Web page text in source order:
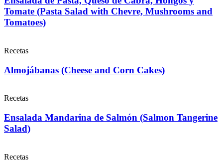
Tomate (Pasta Salad with Chevre, Mushrooms and
Tomatoes)
Recetas
Almojábanas (Cheese and Corn Cakes)
Recetas
Ensalada Mandarina de Salmón (Salmon Tangerine
Salad)
Recetas